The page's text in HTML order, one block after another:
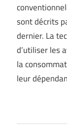
sont décrits
dernier. La
d’utiliser les
la
leur